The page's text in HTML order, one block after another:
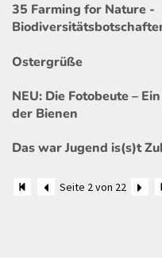
35 Farming for Nature -
Ostergrüße
NEU: Die Fotobeute –
der Bienen
Das war Jugend is(s)t
Seite 2 von 22